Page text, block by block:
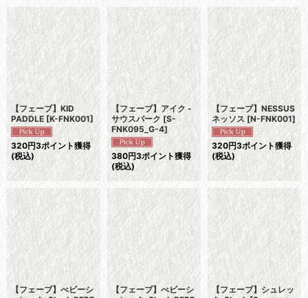
【フェーブ】KID
PADDLE [K-FNK001]
320円3ポイント獲得
(税込)
【フェーブ】アイク -
サウスパーク [S-
FNK095_G-4]
380円3ポイント獲得
(税込)
【フェーブ】NESSUS
ネッソス [N-FNK001]
320円3ポイント獲得
(税込)
【フェーブ】べビーシ
【フェーブ】べビーシ
【フェーブ】シュレッ